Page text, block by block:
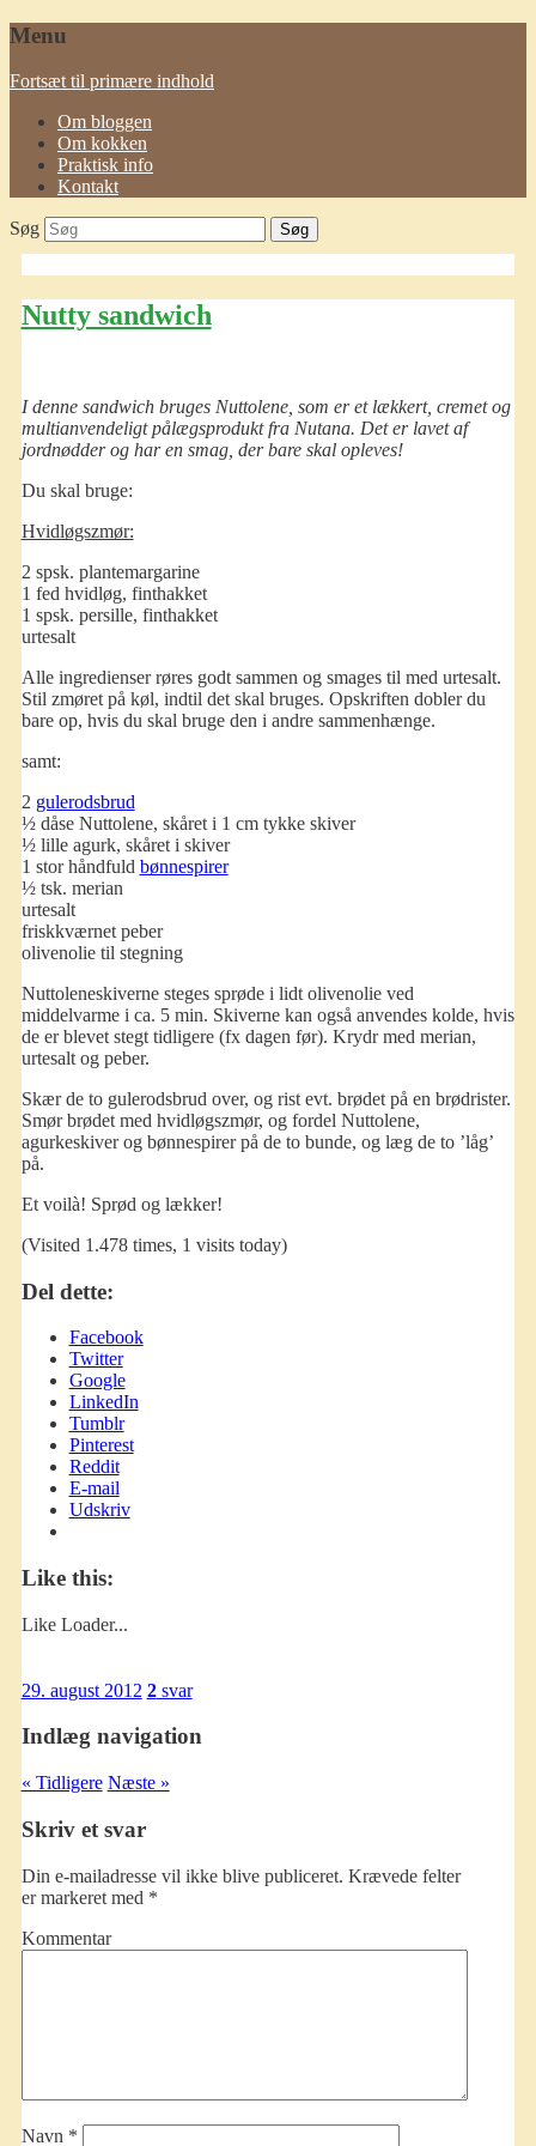
Menu
Fortsæt til primære indhold
Om bloggen
Om kokken
Praktisk info
Kontakt
Søg
Nutty sandwich
I denne sandwich bruges Nuttolene, som er et lækkert, cremet og
multianvendeligt pålægsprodukt fra Nutana. Det er lavet af
jordnødder og har en smag, der bare skal opleves!
Du skal bruge:
Hvidløgszmør:
2 spsk. plantemargarine
1 fed hvidløg, finthakket
1 spsk. persille, finthakket
urtesalt
Alle ingredienser røres godt sammen og smages til med urtesalt.
Stil zmøret på køl, indtil det skal bruges. Opskriften dobler du
bare op, hvis du skal bruge den i andre sammenhænge.
samt:
2 gulerodsbrud
½ dåse Nuttolene, skåret i 1 cm tykke skiver
½ lille agurk, skåret i skiver
1 stor håndfuld bønnespirer
½ tsk. merian
urtesalt
friskkværnet peber
olivenolie til stegning
Nuttoleneskiverne steges sprøde i lidt olivenolie ved
middelvarme i ca. 5 min. Skiverne kan også anvendes kolde, hvis
de er blevet stegt tidligere (fx dagen før). Krydr med merian,
urtesalt og peber.
Skær de to gulerodsbrud over, og rist evt. brødet på en brødrister.
Smør brødet med hvidløgszmør, og fordel Nuttolene,
agurkeskiver og bønnespirer på de to bunde, og læg de to ’låg’
på.
Et voilà! Sprød og lækker!
(Visited 1.478 times, 1 visits today)
Del dette:
Facebook
Twitter
Google
LinkedIn
Tumblr
Pinterest
Reddit
E-mail
Udskriv
Like this:
Like Loader...
29. august 2012 2svar
Indlæg navigation
« Tidligere Næste »
Skriv et svar
Din e-mailadresse vil ikke blive publiceret. Krævede felter
er markeret med *
Kommentar
Navn *